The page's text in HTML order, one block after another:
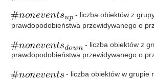
- liczba obiektów z
prawdopodobieństwa przewidywanego o
- liczba obiektów z
prawdopodobieństwa przewidywanego o
- liczba obiektów w grupie